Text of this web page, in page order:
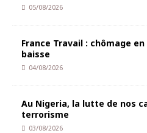
05/08/2026
France Travail : chômage
baisse
04/08/2026
Au Nigeria, la lutte de nos
terrorisme
03/08/2026